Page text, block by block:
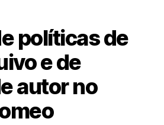
políticas de
e de
autor no